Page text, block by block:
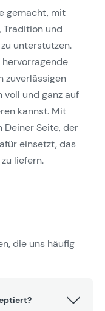
gemacht, mit
Tradition und
unterstützen.
zuverlässigen
voll und ganz auf
kannst. Mit
Deiner Seite, der
einsetzt, das
liefern.
die uns häufig